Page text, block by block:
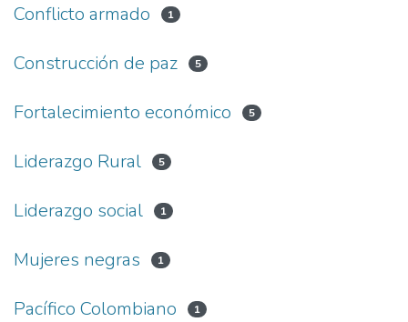
Conflicto armado 1
Construcción de paz 5
Fortalecimiento económico 5
Liderazgo Rural 5
Liderazgo social 1
Mujeres negras 1
Pacífico Colombiano 1